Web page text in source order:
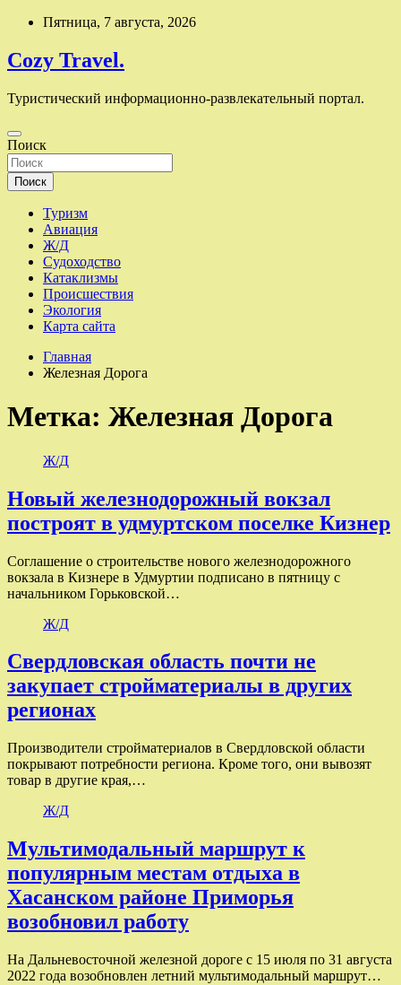
Перейти
содержимому
Пятница, 7 августа, 2026
Cozy Travel.
Туристический информационно-развлекательный портал.
Поиск
Поиск
Туризм
Авиация
Ж/Д
Судоходство
Катаклизмы
Происшествия
Экология
Карта сайта
Главная
Железная Дорога
Метка: Железная Дорога
Ж/Д
Новый железнодорожный вокзал
построят в удмуртском поселке Кизнер
Соглашение о строительстве нового железнодорожного
вокзала в Кизнере в Удмуртии подписано в пятницу с
начальником Горьковской…
Ж/Д
Свердловская область почти не
закупает стройматериалы в других
регионах
Производители стройматериалов в Свердловской области
покрывают потребности региона. Кроме того, они вывозят
товар в другие края,…
Ж/Д
Мультимодальный маршрут к
популярным местам отдыха в
Хасанском районе Приморья
возобновил работу
На Дальневосточной железной дороге с 15 июля по 31 августа
2022 года возобновлен летний мультимодальный маршрут…